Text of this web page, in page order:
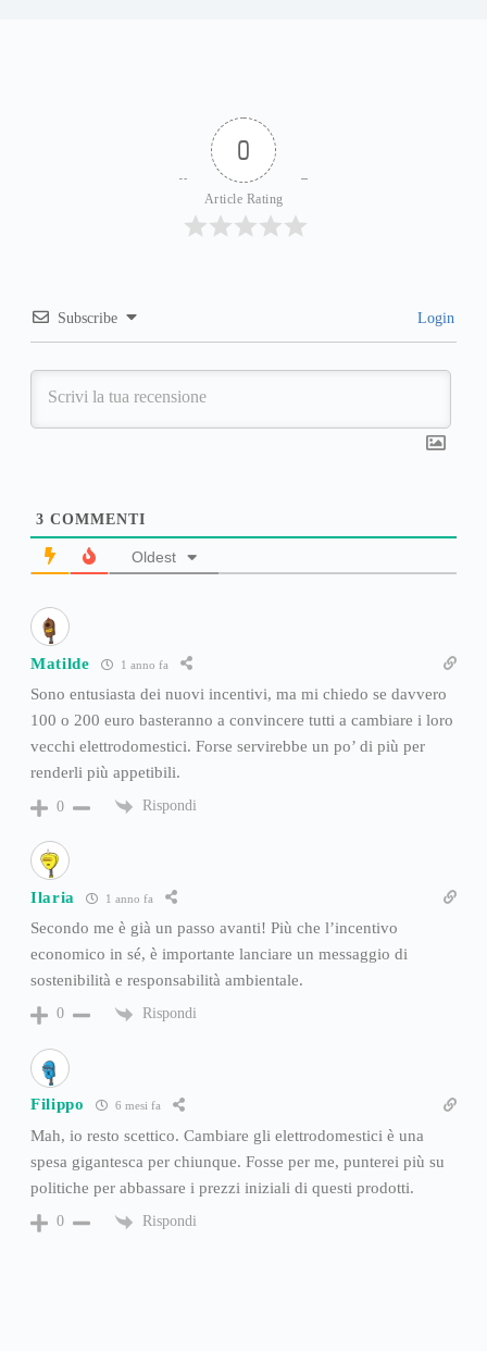
0
Article Rating
Subscribe Login
3 COMMENTI
Oldest
Matilde 1 anno fa
Sono entusiasta dei nuovi incentivi, ma mi chiedo se davvero
100 o 200 euro basteranno a convincere tutti a cambiare i loro
vecchi elettrodomestici. Forse servirebbe un po’ di più per
renderli più appetibili.
0 Rispondi
Ilaria 1 anno fa
Secondo me è già un passo avanti! Più che l’incentivo
economico in sé, è importante lanciare un messaggio di
sostenibilità e responsabilità ambientale.
0 Rispondi
Filippo 6 mesi fa
Mah, io resto scettico. Cambiare gli elettrodomestici è una
spesa gigantesca per chiunque. Fosse per me, punterei più su
politiche per abbassare i prezzi iniziali di questi prodotti.
0 Rispondi